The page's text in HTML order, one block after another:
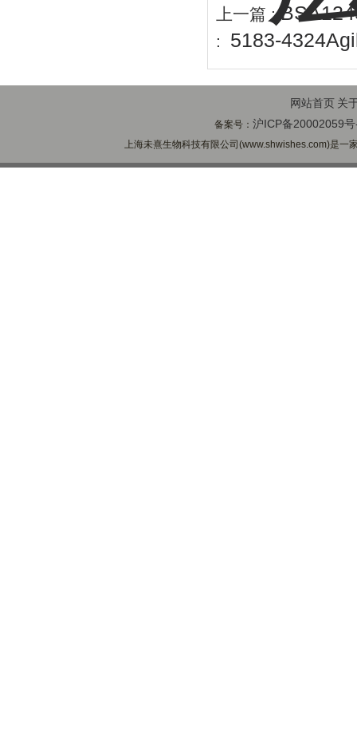
上一篇 :
: 5183-
网站首页 关
备案号：沪ICP备20002059
上海未熹生物科技有限公司(www.shwishes.com)是一